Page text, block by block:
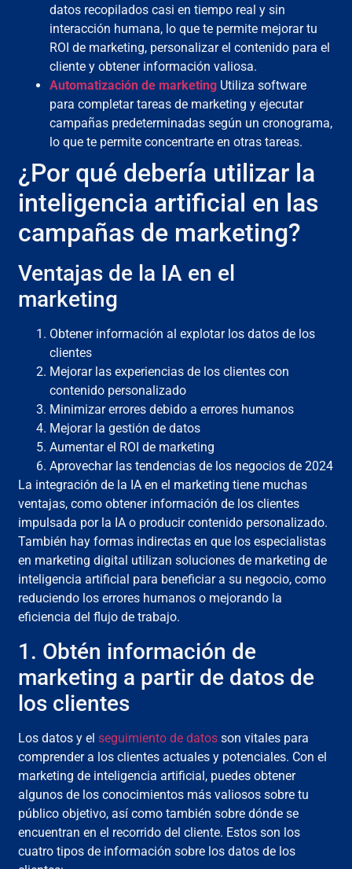
datos recopilados casi en tiempo real y sin
interacción humana, lo que te permite mejorar tu
ROI de marketing, personalizar el contenido para el
cliente y obtener información valiosa.
Automatización de marketing Utiliza software
para completar tareas de marketing y ejecutar
campañas predeterminadas según un cronograma,
lo que te permite concentrarte en otras tareas.
¿Por qué debería utilizar la
inteligencia artificial en las
campañas de marketing?
Ventajas de la IA en el
marketing
Obtener información al explotar los datos de los
clientes
Mejorar las experiencias de los clientes con
contenido personalizado
Minimizar errores debido a errores humanos
Mejorar la gestión de datos
Aumentar el ROI de marketing
Aprovechar las tendencias de los negocios de 2024
La integración de la IA en el marketing tiene muchas
ventajas, como obtener información de los clientes
impulsada por la IA o producir contenido personalizado.
También hay formas indirectas en que los especialistas
en marketing digital utilizan soluciones de marketing de
inteligencia artificial para beneficiar a su negocio, como
reduciendo los errores humanos o mejorando la
eficiencia del flujo de trabajo.
1. Obtén información de
marketing a partir de datos de
los clientes
Los datos y elseguimiento de datos son vitales para
comprender a los clientes actuales y potenciales. Con el
marketing de inteligencia artificial, puedes obtener
algunos de los conocimientos más valiosos sobre tu
público objetivo, así como también sobre dónde se
encuentran en el recorrido del cliente. Estos son los
cuatro tipos de información sobre los datos de los